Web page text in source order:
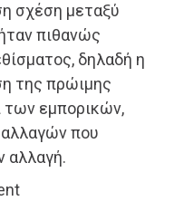
σχέση μεταξύ
πιθανώς
δηλαδή η
της πρώιμης
των εμπορικών,
αλλαγών που
αλλαγή.